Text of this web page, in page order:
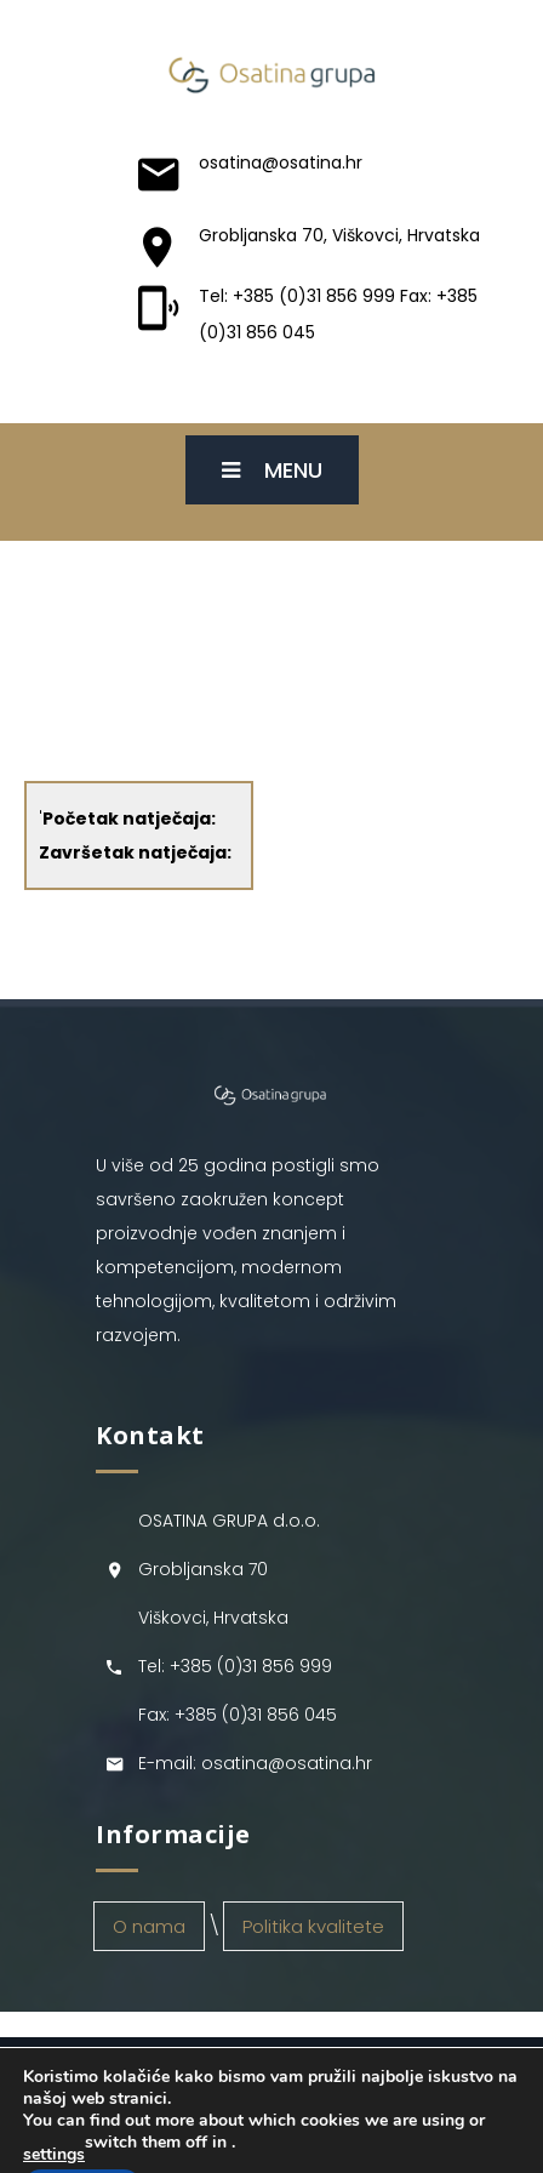
osatina@osatina.hr
Grobljanska 70, Viškovci, Hrvatska
Tel: +385 (0)31 856 999 Fax: +385
(0)31 856 045
MENU
'Početak natječaja:
Završetak natječaja:
U više od 25 godina postigli smo
savršeno zaokružen koncept
proizvodnje vođen znanjem i
kompetencijom, modernom
tehnologijom, kvalitetom i održivim
razvojem.
Kontakt
OSATINA GRUPA d.o.o.
Grobljanska 70
Viškovci, Hrvatska
Tel: +385 (0)31 856 999
Fax: +385 (0)31 856 045
E-mail: osatina@osatina.hr
Informacije
O nama Politika kvalitete
OSATINA GRUPA d.o.o. 2026
. Configured
byINFOS Osijek. Sva prava pridržana.
Koristimo kolačiće kako bismo vam pružili najbolje iskustvo na
našoj web stranici.
You can find out more about which cookies we are using or
switch them off in
settings
.